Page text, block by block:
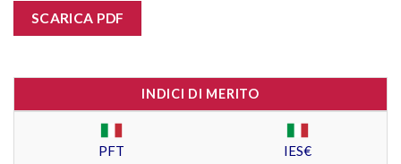
SCARICA PDF
INDICI DI MERITO
PFT IES€